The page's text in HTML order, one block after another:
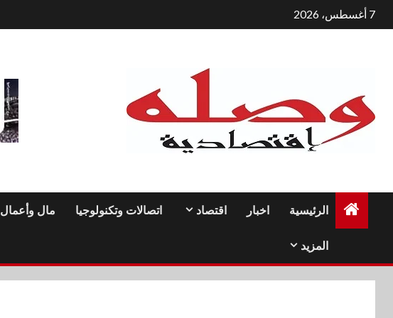
التجاوز
إلى
7 أغسطس، 2026
الرئيسية اخبار اقتصاد اتصالات وتكنولوجيا مال وأعمال
المزيد